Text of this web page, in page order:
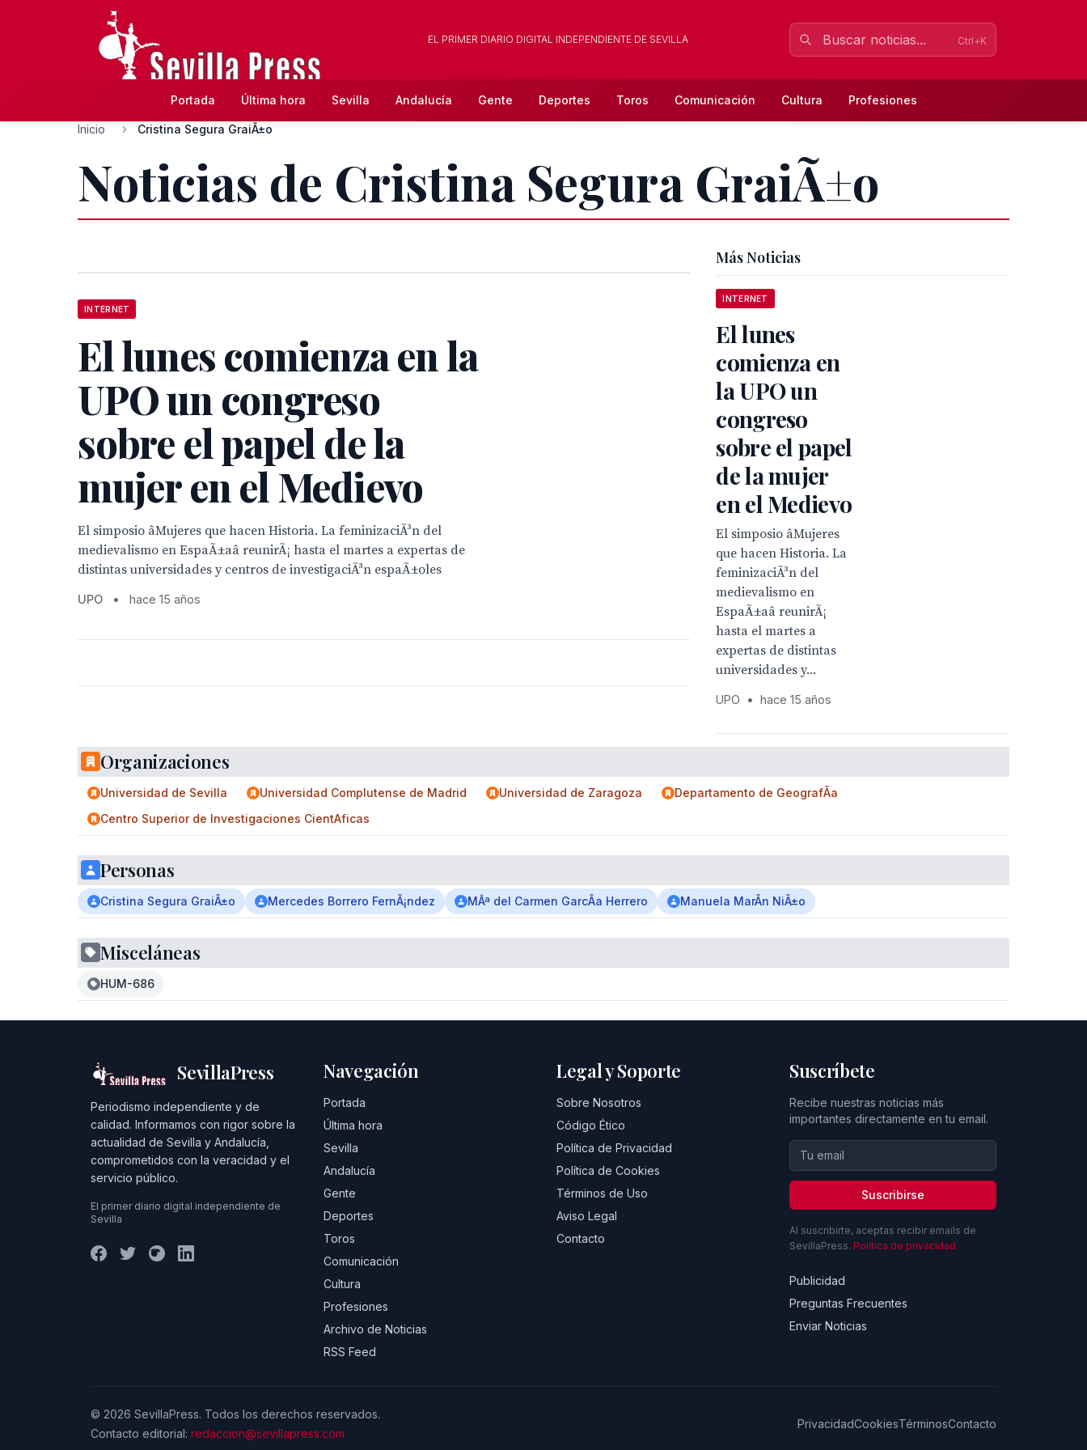
EL PRIMER DIARIO DIGITAL INDEPENDIENTE DE SEVILLA Ctrl+K
Portada Última hora Sevilla Andalucía Gente Deportes Toros Comunicación Cultura Profesiones
Inicio Cristina Segura GraiÃ±o
Noticias de Cristina Segura GraiÃ±o
INTERNET
El lunes comienza en la
UPO un congreso
sobre el papel de la
mujer en el Medievo
El simposio âMujeres que hacen Historia. La feminizaciÃ³n del
medievalismo en EspaÃ±aâ reunirÃ¡ hasta el martes a expertas de
distintas universidades y centros de investigaciÃ³n espaÃ±oles
UPO • hace 15 años
Más Noticias
INTERNET
El lunes
comienza en
la UPO un
congreso
sobre el papel
de la mujer
en el Medievo
El simposio âMujeres
que hacen Historia. La
feminizaciÃ³n del
medievalismo en
EspaÃ±aâ reunirÃ¡
hasta el martes a
expertas de distintas
universidades y...
UPO • hace 15 años
Organizaciones
Universidad de Sevilla Universidad Complutense de Madrid Universidad de Zaragoza
Departamento de GeografÃ­a
Centro Superior de Investigaciones CientA­ficas
Personas
Cristina Segura GraiÃ±o Mercedes Borrero FernÃ¡ndez MÂª del Carmen GarcÃ­a Herrero Manuela MarÃ­n NiÃ±o
Misceláneas
HUM-686
SevillaPress
Periodismo independiente y de
calidad. Informamos con rigor sobre la
actualidad de Sevilla y Andalucía,
comprometidos con la veracidad y el
servicio público.
El primer diario digital independiente de
Sevilla
Navegación
Portada
Última hora
Sevilla
Andalucía
Gente
Deportes
Toros
Comunicación
Cultura
Profesiones
Archivo de Noticias
RSS Feed
Legal y Soporte
Sobre Nosotros
Código Ético
Política de Privacidad
Política de Cookies
Términos de Uso
Aviso Legal
Contacto
Suscríbete
Recibe nuestras noticias más
importantes directamente en tu email.
Suscribirse
Al suscribirte, aceptas recibir emails de
SevillaPress. Política de privacidad
Publicidad
Preguntas Frecuentes
Enviar Noticias
© 2026 SevillaPress. Todos los derechos reservados.
Contacto editorial: redaccion@sevillapress.com
PrivacidadCookiesTérminosContacto